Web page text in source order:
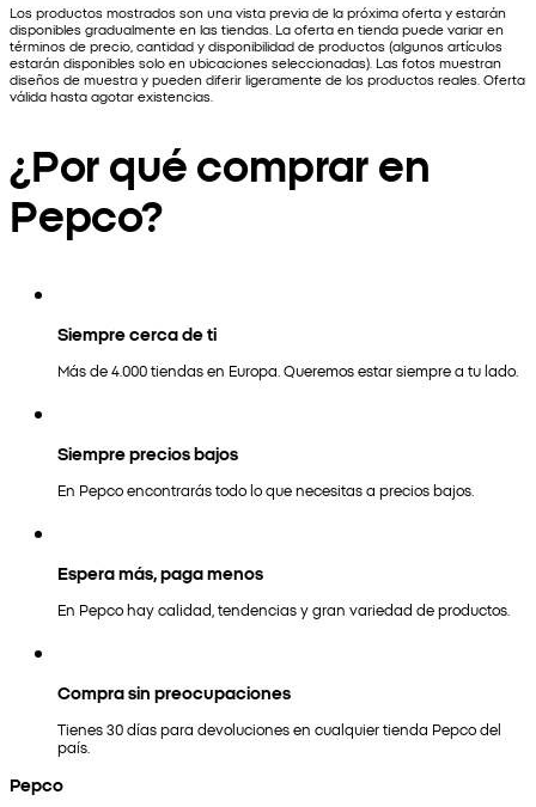
Los productos mostrados son una vista previa de la próxima oferta y estarán
disponibles gradualmente en las tiendas. La oferta en tienda puede variar en
términos de precio, cantidad y disponibilidad de productos (algunos artículos
estarán disponibles solo en ubicaciones seleccionadas). Las fotos muestran
diseños de muestra y pueden diferir ligeramente de los productos reales. Oferta
válida hasta agotar existencias.
¿Por qué comprar en
Pepco?
Siempre cerca de ti
Más de 4.000 tiendas en Europa. Queremos estar siempre a tu lado.
Siempre precios bajos
En Pepco encontrarás todo lo que necesitas a precios bajos.
Espera más, paga menos
En Pepco hay calidad, tendencias y gran variedad de productos.
Compra sin preocupaciones
Tienes 30 días para devoluciones en cualquier tienda Pepco del
país.
Pepco